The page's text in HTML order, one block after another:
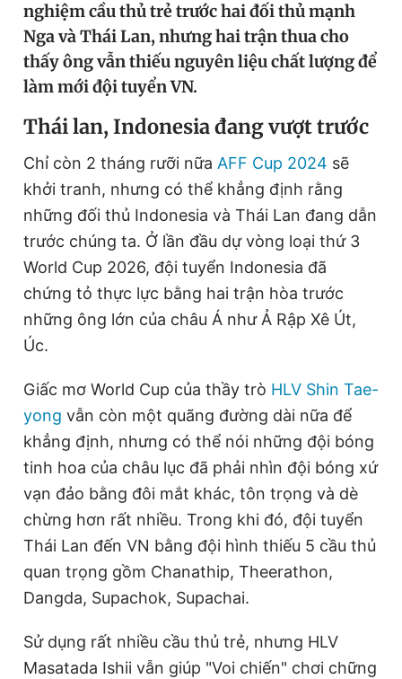
Video Magazine
Sản phẩm khác
Tiện ích Bạn cần biết
Thông tin tòa soạn Liên hệ quảng cáo
Đọc Thanh Niên trên điện thoại
Theo dõi báo trên
Hotline
0906 645 777
Liên hệ quảng cáo
0908 780 404
Đặt báo Quảng cáo RSS Tòa soạn Chính sách bảo
Tổng biên tập: Nguyễn Ngọc Toàn
Phó tổng biên tập thường trực: Hải Thành
Phó tổng biên tập: Lâm Hiếu Dũng
Phó tổng biên tập: Trần Việt Hưng
Giấy phép xuất bản số 110/GP - BTTTT cấp ngày 24.3.2020
© 2003-2026 Bản quyền thuộc về Báo Thanh Niên. Cấm sao
nghiệm cầu thủ trẻ trước hai đối thủ mạnh
Nga và Thái Lan, nhưng hai trận thua cho
thấy ông vẫn thiếu nguyên liệu chất lượng để
làm mới đội tuyển VN.
Thái lan, Indonesia đang vượt trước
Chỉ còn 2 tháng rưỡi nữa AFF Cup 2024 sẽ
khởi tranh, nhưng có thể khẳng định rằng
những đối thủ Indonesia và Thái Lan đang dẫn
trước chúng ta. Ở lần đầu dự vòng loại thứ 3
World Cup 2026, đội tuyển Indonesia đã
chứng tỏ thực lực bằng hai trận hòa trước
những ông lớn của châu Á như Ả Rập Xê Út,
Úc.
Giấc mơ World Cup của thầy trò HLV Shin Tae-
yong vẫn còn một quãng đường dài nữa để
khẳng định, nhưng có thể nói những đội bóng
tinh hoa của châu lục đã phải nhìn đội bóng xứ
vạn đảo bằng đôi mắt khác, tôn trọng và dè
chừng hơn rất nhiều. Trong khi đó, đội tuyển
Thái Lan đến VN bằng đội hình thiếu 5 cầu thủ
quan trọng gồm Chanathip, Theerathon,
Dangda, Supachok, Supachai.
Sử dụng rất nhiều cầu thủ trẻ, nhưng HLV
Masatada Ishii vẫn giúp "Voi chiến" chơi chững